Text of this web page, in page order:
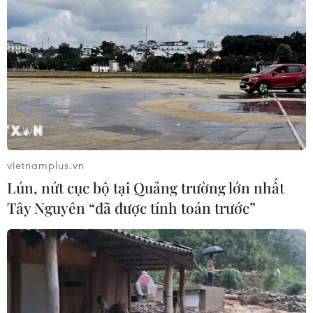
định nhận diện bản sắc văn hóa dân
tộc
06/08/2026 11:29
Khởi động xét chọn Doanh nghiệp
đạt chuẩn văn hóa kinh doanh Việt
Nam 2026
06/08/2026 10:42
Xã Tây Giang khai mạc Ngày hội văn
hóa Cơ Tu lần thứ 1
06/08/2026 10:38
Thanh Hóa dự kiến bắn pháo hoa vào
vietnamplus.vn
Lún, nứt cục bộ tại Quảng trường lớn nhất
Tây Nguyên “đã được tính toán trước”